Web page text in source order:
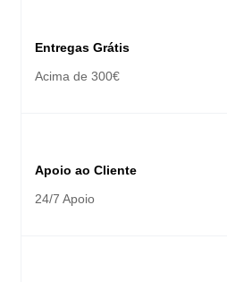
Entregas Grátis
Acima de 300€
Apoio ao Cliente
24/7 Apoio